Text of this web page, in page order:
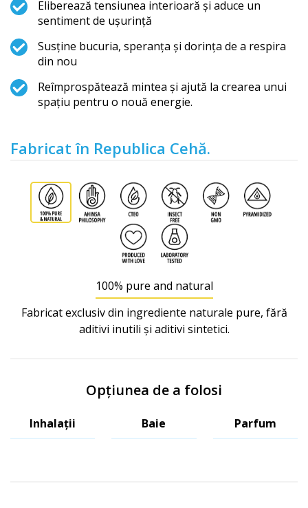
Eliberează tensiunea interioară și aduce un
sentiment de ușurință
Susține bucuria, speranța și dorința de a respira
din nou
Reîmprospătează mintea și ajută la crearea unui
spațiu pentru o nouă energie.
Fabricat în Republica Cehă.
100% pure and natural
Fabricat exclusiv din ingrediente naturale pure, fără
aditivi inutili și aditivi sintetici.
Opțiunea de a folosi
Inhalații Baie Parfum